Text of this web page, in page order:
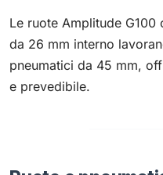
Le ruote Amplitude
da 26 mm interno
pneumatici da 45 mm,
e prevedibile.